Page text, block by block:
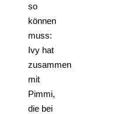
so
können
muss:
Ivy hat
zusammen
mit
Pimmi,
die bei